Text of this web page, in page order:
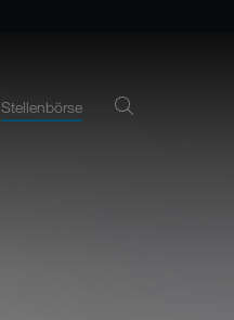
Stellenbörse